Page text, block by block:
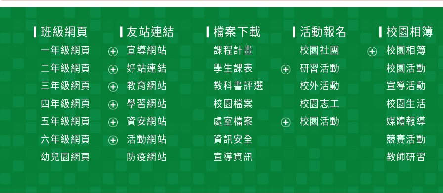
班級網頁
一年級網頁
展
選
單
二年級網頁
展
開
選
單
三年級網頁
展
開
選
單
四年級網頁
展
開
選
五年級網頁
展
開
六年級網頁
幼兒園網頁
友站連結
宣導網站
好站連結
教育網站
學習網站
資安網站
活動網站
防疫網站
檔案下載
課程計畫
學生課表
單
教科書評選
校園檔案
處室檔案
資訊安全
宣導資訊
活動報名
校園社團
研習活動
校外活動
校園志工
校園活動
校園相簿
校園相簿
校園活動
宣導活動
校園生活
媒體報導
競賽活動
教師研習